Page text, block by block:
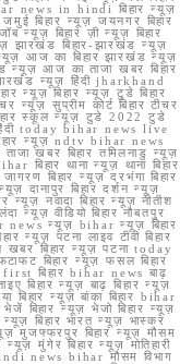
news in hindi बिहार न्यूज़
बिहार न्यूज़ जयनगर बिहार
न्यूज़ बिहार ज़ी न्यूज़ बिहार
झारखंड बिहार-झारखंड न्यूज़
आज का बिहार झारखंड न्यूज़
न्यूज़ आज का ताजा खबर बिहार
न्यूज़ हिंदी jharkhand
न्यूज़ बिहार न्यूज़ टुडे बिहार
न्यूज़ सुप्रीम कोर्ट बिहार टीचर
स्कूल न्यूज़ टुडे 2022 टुडे
today bihar news live
न्यूज़ ndtv bihar news
खबर बिहार तमिलनाडु न्यूज़
बिहार थाना न्यूज़ थाना बिहार
बिहार न्यूज़ दरभंगा बिहार
दानापुर बिहार दर्शन न्यूज़
न्यूज़ नवादा बिहार न्यूज़ नीतीश
न्यूज़ वीडियो बिहार नौबतपुर
news न्यूज़ bihar न्यूज़ बिहार
न्यूज़ पटना लाइव टीवी बिहार
खबर बिहार न्यूज़ पटना today
बिहार न्यूज़ फसल बिहार
बिहार bihar news बाढ़
बिहार न्यूज़ बाढ़ बिहार न्यूज़
बिहार न्यूज़ बांका बिहार bihar
बिहार न्यूज़ भेजो बिहार न्यूज़
न्यूज़ बिहार भारत न्यूज़ भास्कर
मुजफ्फरपुर बिहार न्यूज़ मौसम
मुंगेर बिहार न्यूज़ मोतिहारी
news bihar मौसम विभाग